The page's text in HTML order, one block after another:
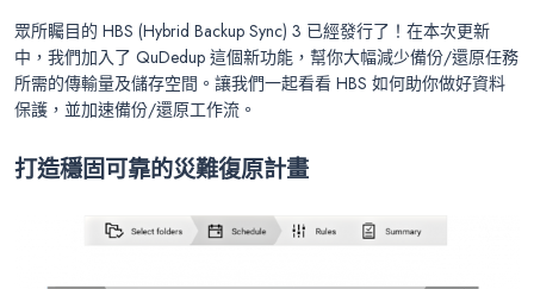
眾所矚目的 HBS (Hybrid Backup Sync) 3 已經發行了！在本次更新
中，我們加入了 QuDedup 這個新功能，幫你大幅減少備份/還原任務
所需的傳輸量及儲存空間。讓我們一起看看 HBS 如何助你做好資料
保護，並加速備份/還原工作流。
打造穩固可靠的災難復原計畫